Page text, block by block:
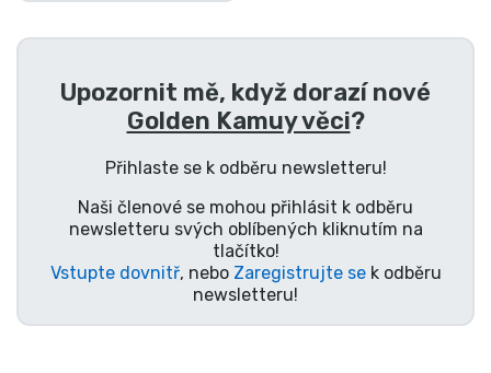
Upozornit mě, když dorazí nové
Golden Kamuy věci?
Přihlaste se k odběru newsletteru!
Naši členové se mohou přihlásit k odběru
newsletteru svých oblíbených kliknutím na
tlačítko!
Vstupte dovnitř, nebo Zaregistrujte sek odběru
newsletteru!